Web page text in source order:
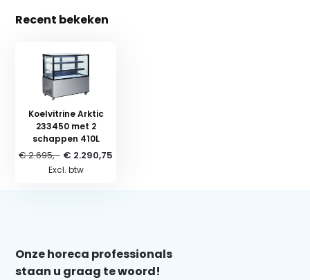
Recent bekeken
Koelvitrine Arktic
233450 met 2
schappen 410L
€ 2.695,- € 2.290,75
Excl. btw
Onze horeca professionals
staan u graag te woord!